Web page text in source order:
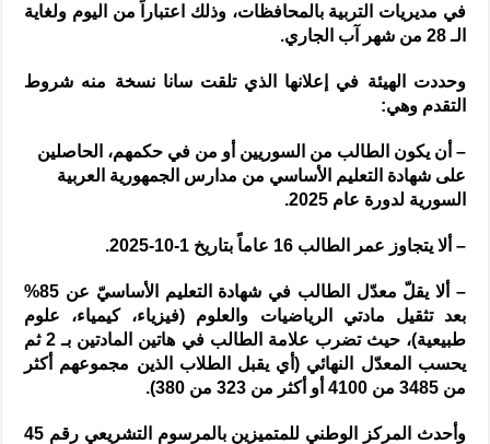
في مديريات التربية بالمحافظات، وذلك اعتباراً من اليوم ولغاية
الـ 28 من شهر آب الجاري.
وحددت الهيئة في إعلانها الذي تلقت سانا نسخة منه شروط
التقدم وهي:
– أن يكون الطالب من السوريين أو من في حكمهم، الحاصلين
على شهادة التعليم الأساسي من مدارس الجمهورية العربية
السورية لدورة عام 2025.
– ألا يتجاوز عمر الطالب 16 عاماً بتاريخ 1-10-2025.
– ألا يقلّ معدّل الطالب في شهادة التعليم الأساسيّ عن 85%
بعد تثقيل مادتي الرياضيات والعلوم (فيزياء، كيمياء، علوم
طبيعية)، حيث تضرب علامة الطالب في هاتين المادتين بـ 2 ثم
يحسب المعدّل النهائي (أي يقبل الطلاب الذين مجموعهم أكثر
من 3485 من 4100 أو أكثر من 323 من 380).
وأحدث المركز الوطني للمتميزين بالمرسوم التشريعي رقم 45